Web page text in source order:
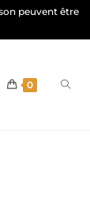
peuvent être
0